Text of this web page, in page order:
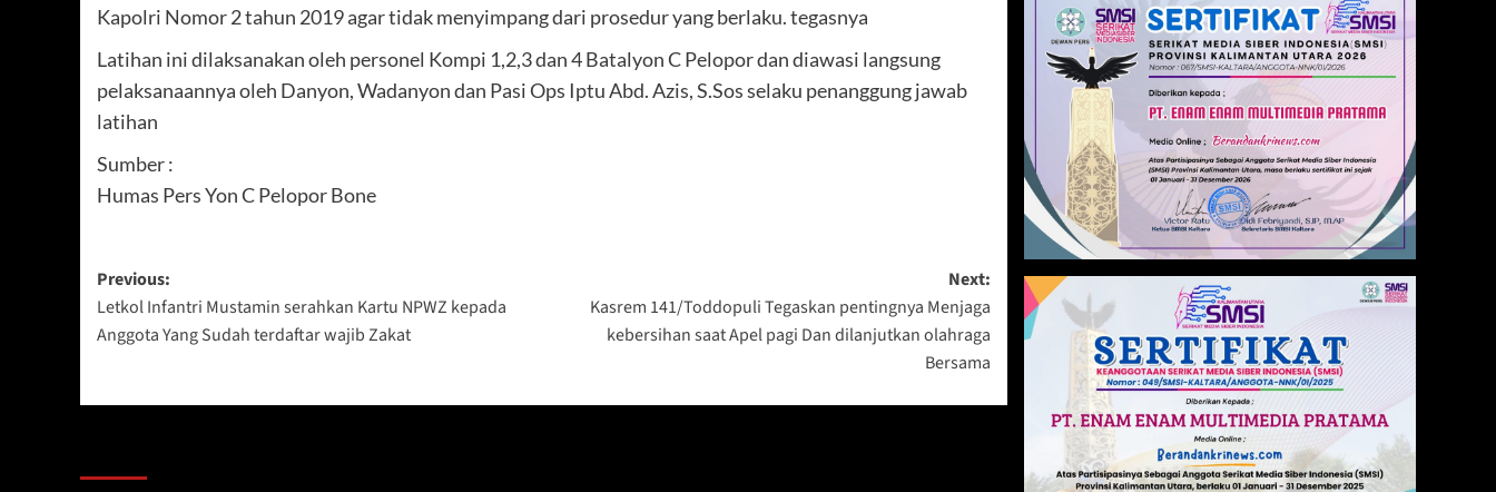
Kapolri Nomor 2 tahun 2019 agar tidak menyimpang dari prosedur yang berlaku. tegasnya
Latihan ini dilaksanakan oleh personel Kompi 1,2,3 dan 4 Batalyon C Pelopor dan diawasi langsung
pelaksanaannya oleh Danyon, Wadanyon dan Pasi Ops Iptu Abd. Azis, S.Sos selaku penanggung jawab
latihan
Sumber :
Humas Pers Yon C Pelopor Bone
Post
navigation
Previous:
Letkol Infantri Mustamin serahkan Kartu NPWZ kepada
Anggota Yang Sudah terdaftar wajib Zakat
Next:
Kasrem 141/Toddopuli Tegaskan pentingnya Menjaga
kebersihan saat Apel pagi Dan dilanjutkan olahraga
Bersama